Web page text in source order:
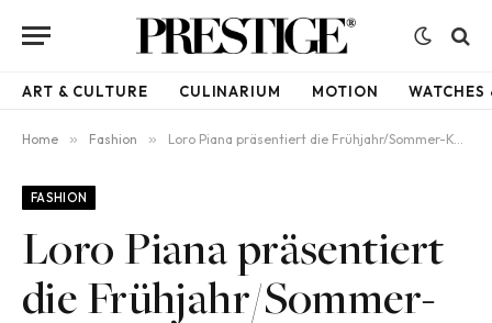
ART & CULTURE CULINARIUM MOTION WATCHES
Home » Fashion » Loro Piana präsentiert die Frühjahr/Sommer-Kampagne 2026, fotografiert von Mario Sorrenti
FASHION
Loro Piana präsentiert
die Frühjahr/Sommer-